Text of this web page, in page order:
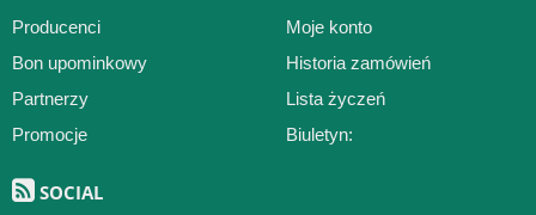
Producenci
Bon upominkowy
Partnerzy
Promocje
Moje konto
Historia zamówień
Lista życzeń
Biuletyn:
SOCIAL